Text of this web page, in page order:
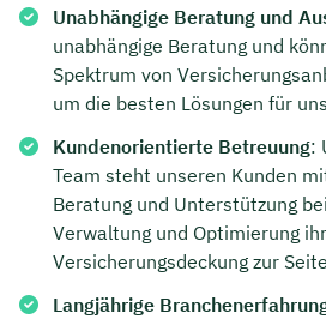
Unabhängige Beratung und
unabhängige Beratung und
Spektrum von
um die besten Lösungen für
Kundenorientierte Betreuung:
Team steht unseren Kunden
Beratung und Unterstützung
Verwaltung und Optimierung
Versicherungsdeckung zur
Langjährige
Jetzt persönliches
Beratungsgespräch
Christian Bulik
Wir beraten dich Montag bis